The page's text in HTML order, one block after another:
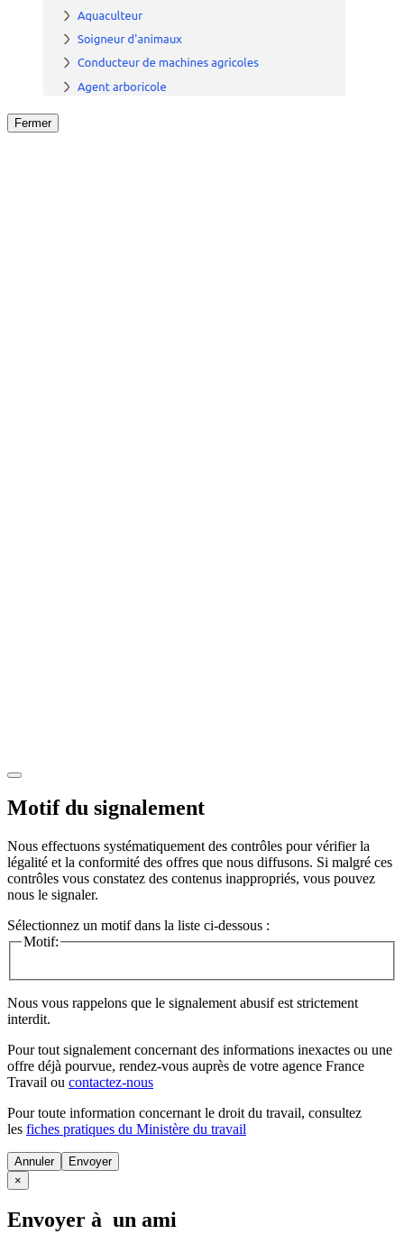
Fermer
Motif du signalement
Nous effectuons systématiquement des contrôles pour vérifier la
légalité et la conformité des offres que nous diffusons. Si malgré ces
contrôles vous constatez des contenus inappropriés, vous pouvez
nous le signaler.
Sélectionnez un motif dans la liste ci-dessous :
Motif:
Nous vous rappelons que le signalement abusif est strictement
interdit.
Pour tout signalement concernant des informations inexactes ou une
offre déjà pourvue, rendez-vous auprès de votre agence France
Travail ou contactez-nous
Pour toute information concernant le droit du travail, consultez
les fiches pratiques du Ministère du travail
Annuler
×
Envoyer à un ami